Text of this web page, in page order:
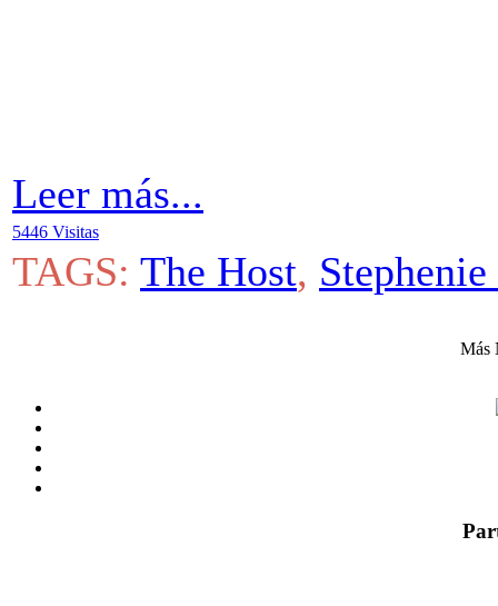
Leer más...
5446 Visitas
TAGS: The Host,
Más